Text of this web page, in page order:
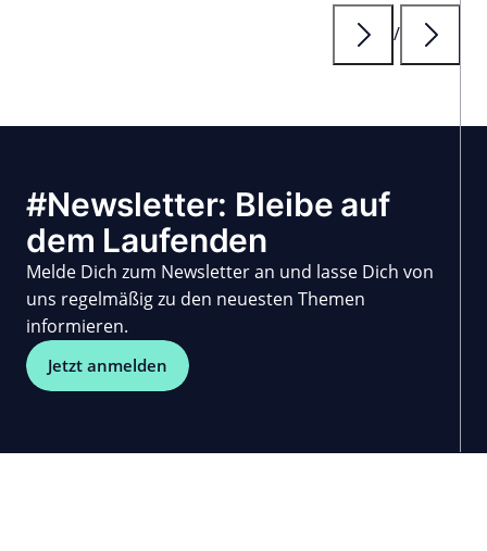
/
#Newsletter: Bleibe auf
dem Laufenden
Melde Dich zum Newsletter an und lasse Dich von
uns regelmäßig zu den neuesten Themen
informieren.
Jetzt anmelden